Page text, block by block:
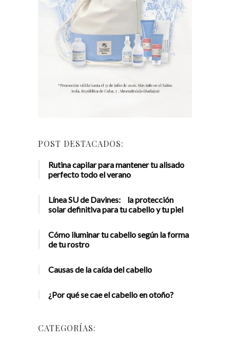
POST DESTACADOS:
Rutina capilar para mantener tu alisado
perfecto todo el verano
Línea SU de Davines: la protección
solar definitiva para tu cabello y tu piel
Cómo iluminar tu cabello según la forma
de tu rostro
Causas de la caída del cabello
¿Por qué se cae el cabello en otoño?
CATEGORÍAS: